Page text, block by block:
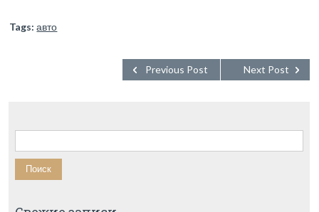
Tags: авто
Next Post
Previous Post
Найти: